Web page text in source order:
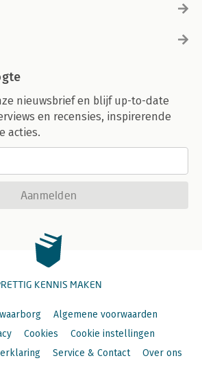
nieuwsbrief en blijf up-to-date
en recensies, inspirerende
acties.
Aanmelden
KENNIS MAKEN
Algemene voorwaarden
Cookies
Cookie instellingen
Service & Contact Over ons